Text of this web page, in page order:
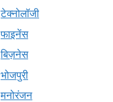
टेक्नोलॉजी
फाइनेंस
बिज़नेस
भोजपुरी
मनोरंजन